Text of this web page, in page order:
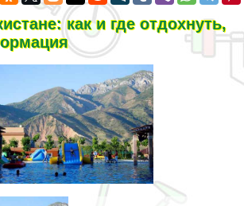
как и где отдохнуть,